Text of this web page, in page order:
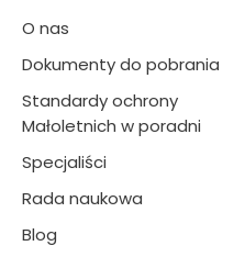
O nas
Dokumenty do pobrania
Standardy ochrony
Małoletnich w poradni
Specjaliści
Rada naukowa
Blog